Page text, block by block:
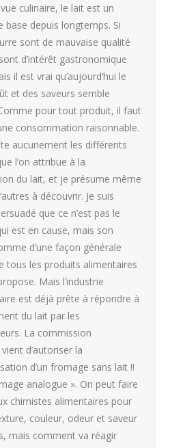
culinaire, le lait est un
base depuis longtemps. Si
sont de mauvaise qualité
d’intérêt gastronomique
il est vrai qu’aujourd’hui le
et des saveurs semble
pour tout produit, il faut
consommation raisonnable.
aucunement les différents
l’on attribue à la
du lait, et je présume même
à découvrir. Je suis
que ce n’est pas le
est en cause, mais son
d’une façon générale
tous les produits alimentaires
Mais l’industrie
est déjà prête à répondre à
du lait par les
La commission
d’autoriser la
d’un fromage sans lait !!
analogue ». On peut faire
chimistes alimentaires pour
couleur, odeur et saveur
mais comment va réagir